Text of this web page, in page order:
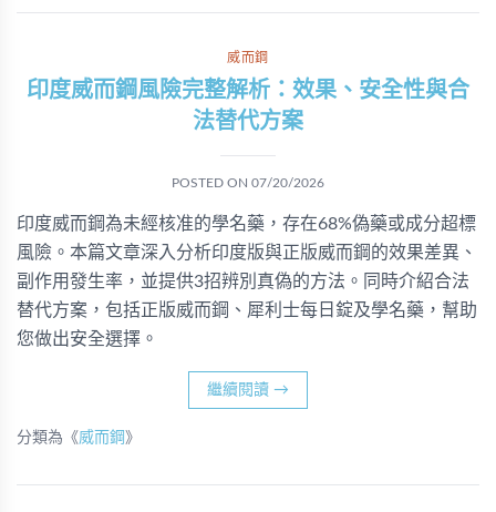
威而鋼
印度威而鋼風險完整解析：效果、安全性與合
法替代方案
POSTED ON 07/20/2026
印度威而鋼為未經核准的學名藥，存在68%偽藥或成分超標
風險。本篇文章深入分析印度版與正版威而鋼的效果差異、
副作用發生率，並提供3招辨別真偽的方法。同時介紹合法
替代方案，包括正版威而鋼、犀利士每日錠及學名藥，幫助
您做出安全選擇。
繼續閱讀 →
分類為《威而鋼 》